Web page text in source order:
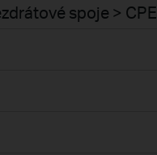
spoje > CPE